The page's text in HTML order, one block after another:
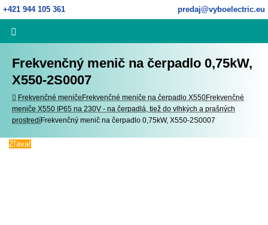
Skip
to
+421 944 105 361 predaj@vyboelectric.eu
Frekvenčný menič na čerpadlo 0,75kW,
X550-2S0007
Home
Frekvenčné meničeFrekvenčné meniče na čerpadlo X550Frekvenčné
meniče X550 IP65 na 230V - na čerpadlá, tiež do vlhkých a prašných
prostredíFrekvenčný menič na čerpadlo 0,75kW, X550-2S0007
Zľava!